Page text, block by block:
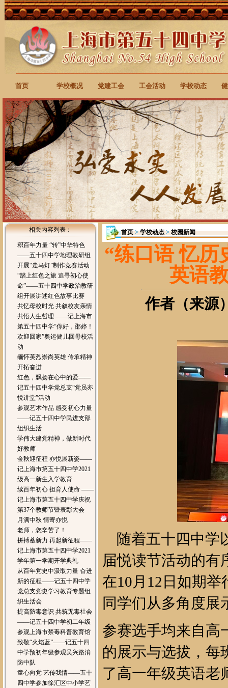
首页 学校概况 党建工会 工会活动 学校动态
相关内容列表：
积百年力量 “转”中华特色
——五十四中学地理教研组
开展“走马灯”制作竞赛活动
“踏上红色之旅 追寻初心使
命”——五十四中学政治教研
组开展讲述红色故事比赛
共忆母校时光 共叙校友亲情
共悟人生哲理 ——记上海市
第五十四中学“你好，邵婷！
欢迎回家”奥运健儿回母校活
动
缅怀英烈崇尚英雄 传承精神
开拓奋进
红色，飘扬在心中的爱——
记五十四中学党总支“党员亦
悦讲堂”活动
参观艺术作品 感受初心力量
——记五十四中学民进支部
组织生活
学伟大建党精神，做新时代
好教师
金秋迎征程 亦悦展新姿——
记上海市第五十四中学2021
级高一新生入学教育
续百年初心 担育人使命 ——
记上海市第五十四中学庆祝
第37个教师节暨表彰大会
月满中秋 情寄亦悦
老师，您辛苦了！
拼搏蓄新力 再起新征程——
记上海市第五十四中学2021
学年第一学期开学典礼
从百年党史中汲取力量 奋进
新的征程——记五十四中学
党总支党史学习教育专题组
织生活会
提高防毒意识 共筑无毒社会
——记五十四中学初二年级
参观上海市禁毒科普教育馆
致敬“火焰蓝”——记五十四
中学预初年级参观吴兴路消
防中队
童心向党 艺传我情——五十
四中学参加徐汇区中小学艺
首页>学校动态>校园新闻
“练口语 忆
英语
作者（来源
随着五十四中学
届悦读节活动的有
在10月12日如期举
同学们从多角度展
参赛选手均来自高
的展示与选拔，每
了高一年级英语老